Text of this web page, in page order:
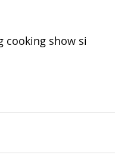
cooking show si